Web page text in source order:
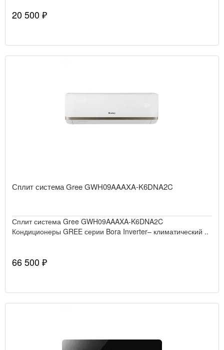
20 500 ₽
Сплит система Gree GWH09AAAXA-K6DNA2C
Сплит система Gree GWH09AAAXA-K6DNA2C
Кондиционеры GREE серии Bora Inverter– климатический ..
66 500 ₽